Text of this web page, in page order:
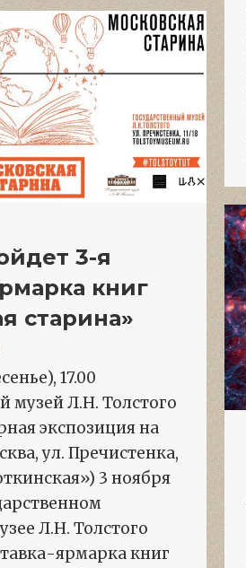
3-я
книг
старина»
17.00
музей Л.Н. Толстого
экспозиция на
ул. Пречистенка,
3 ноября
Л.Н. Толстого
ярмарка книг